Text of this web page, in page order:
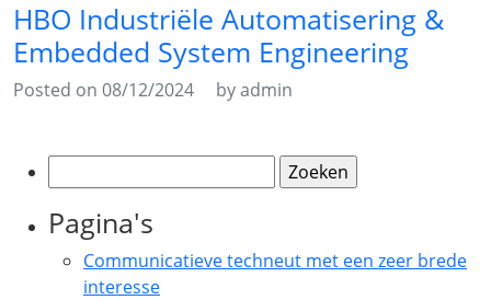
HBO Industriële Automatisering &
Embedded System Engineering
Posted on 08/12/2024 by admin
naar:
Pagina's
Communicatieve techneut met een zeer brede
interesse